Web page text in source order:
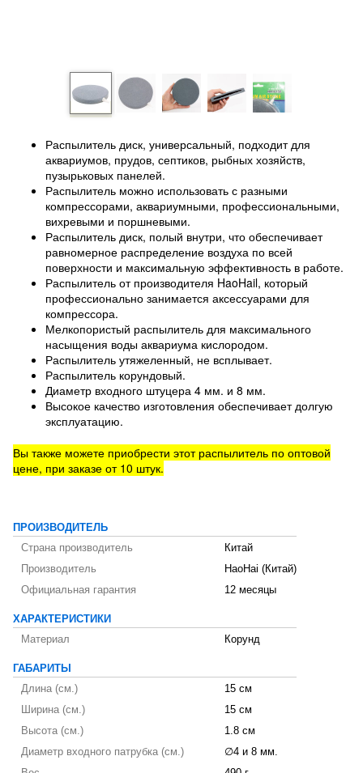
Распылитель диск, универсальный, подходит для
аквариумов, прудов, септиков, рыбных хозяйств,
пузырьковых панелей.
Распылитель можно использовать с разными
компрессорами, аквариумными, профессиональными,
вихревыми и поршневыми.
Распылитель диск, полый внутри, что обеспечивает
равномерное распределение воздуха по всей
поверхности и максимальную эффективность в работе.
Распылитель от производителя HaoHail, который
профессионально занимается аксессуарами для
компрессора.
Мелкопористый распылитель для максимального
насыщения воды аквариума кислородом.
Распылитель утяжеленный, не всплывает.
Распылитель корундовый.
Диаметр входного штуцера 4 мм. и 8 мм.
Высокое качество изготовления обеспечивает долгую
эксплуатацию.
Вы также можете приобрести этот распылитель по оптовой
цене, при заказе от 10 штук.
ПРОИЗВОДИТЕЛЬ
Страна производитель
Китай
Производитель
HaoHai (Китай)
Официальная гарантия
12 месяцы
ХАРАКТЕРИСТИКИ
Материал
Корунд
ГАБАРИТЫ
Длина (см.)
15 см
Ширина (см.)
15 см
Высота (см.)
1.8 см
Диаметр входного патрубка (см.)
∅4 и 8 мм.